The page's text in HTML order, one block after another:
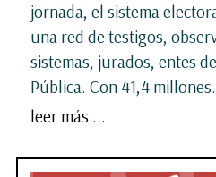
jornada, el sistema
una red de testigos,
sistemas, jurados, entes
Pública. Con 41,4
leer más ...